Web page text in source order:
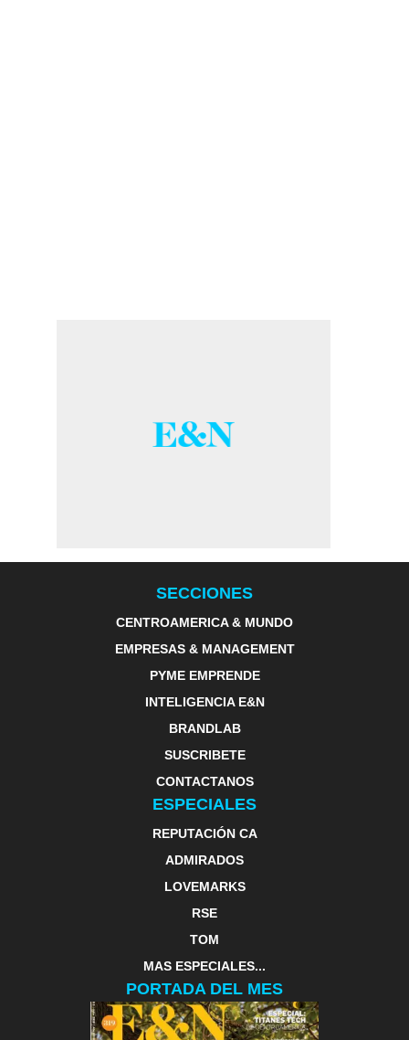
SECCIONES
CENTROAMERICA & MUNDO
EMPRESAS & MANAGEMENT
PYME EMPRENDE
INTELIGENCIA E&N
BRANDLAB
SUSCRIBETE
CONTACTANOS
ESPECIALES
REPUTACIÓN CA
ADMIRADOS
LOVEMARKS
RSE
TOM
MAS ESPECIALES...
PORTADA DEL MES